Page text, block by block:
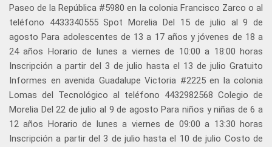
Paseo de la República #5980 en la colonia Francisco Zarco o al
teléfono 4433340555 Spot Morelia Del 15 de julio al 9 de
agosto Para adolescentes de 13 a 17 años y jóvenes de 18 a
24 años Horario de lunes a viernes de 10:00 a 18:00 horas
Inscripción a partir del 3 de julio hasta el 13 de julio Gratuito
Informes en avenida Guadalupe Victoria #2225 en la colonia
Lomas del Tecnológico al teléfono 4432982568 Colegio de
Morelia Del 22 de julio al 9 de agosto Para niños y niñas de 6 a
12 años Horario de lunes a viernes de 09:00 a 13:30 horas
Inscripción a partir del 3 de julio hasta el 10 de julio Costo de